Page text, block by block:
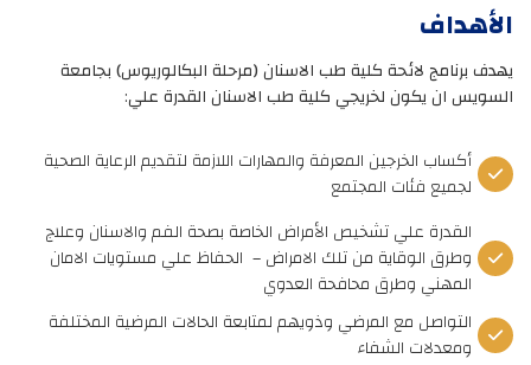
الأهداف
ﯾﮭﺪف ﺑﺮﻧﺎﻣﺞ ﻻﺋﺤﺔ ﻛﻠﯿﺔ طﺐ اﻻﺳﻨﺎن (ﻣﺮﺣﻠﺔ اﻟﺒﻜﺎﻟﻮرﯾﻮس) ﺑﺠﺎﻣﻌﺔ
اﻟﺴﻮﯾﺲ ان ﯾﻜﻮن ﻟﺨﺮﯾﺠﻲ ﻛﻠﯿﺔ طﺐ اﻻﺳﻨﺎن اﻟﻘﺪرة ﻋﻠﻲ:
أﻛﺴﺎب اﻟﺨﺮﺟﯿﻦ اﻟﻤﻌﺮﻓﺔ واﻟﻤﮭﺎرات اﻟﻼزﻣﺔ ﻟﺘﻘﺪﯾﻢ اﻟﺮﻋﺎﯾﺔ اﻟﺼﺤﯿﺔ
ﻟﺠﻤﯿﻊ ﻓﺌﺎت اﻟﻤﺠﺘﻤﻊ
اﻟﻘﺪرة ﻋﻠﻲ ﺗﺸﺨﯿﺺ اﻷﻣﺮاض اﻟﺨﺎﺻﺔ ﺑﺼﺤﺔ اﻟﻔﻢ واﻻﺳﻨﺎن وﻋﻼج
وطﺮق اﻟﻮﻗﺎﯾﺔ ﻣﻦ ﺗﻠﻚ اﻻﻣﺮاض – اﻟﺤﻔﺎظ ﻋﻠﻲ ﻣﺴﺘﻮﯾﺎت اﻻﻣﺎن
اﻟﻤﮭﻨﻲ وطﺮق ﻣﺤﺎﻓﺤﺔ اﻟﻌﺪوي
اﻟﺘﻮاﺻﻞ ﻣﻊ اﻟﻤﺮﺿﻲ وذوﯾﮭﻢ ﻟﻤﺘﺎﺑﻌﺔ اﻟﺤﺎﻻت اﻟﻤﺮﺿﯿﺔ اﻟﻤﺨﺘﻠﻔﺔ
وﻣﻌﺪﻻت اﻟﺸﻔﺎء